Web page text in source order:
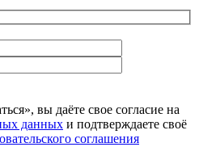
вы даёте свое согласие на
данных и подтверждаете своё
соглашения